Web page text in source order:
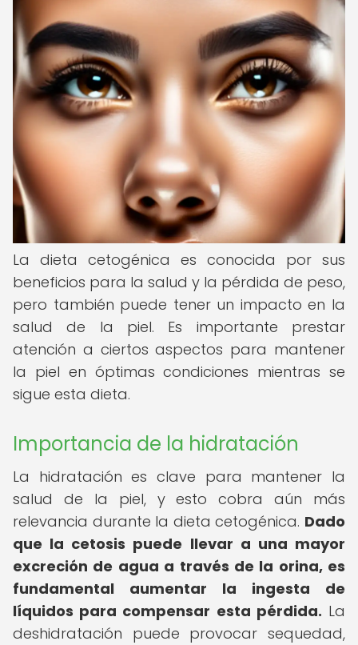
La dieta cetogénica es conocida por sus
beneficios para la salud y la pérdida de peso,
pero también puede tener un impacto en la
salud de la piel. Es importante prestar
atención a ciertos aspectos para mantener
la piel en óptimas condiciones mientras se
sigue esta dieta.
Importancia de la hidratación
La hidratación es clave para mantener la
salud de la piel, y esto cobra aún más
relevancia durante la dieta cetogénica. Dado
que la cetosis puede llevar a una mayor
excreción de agua a través de la orina, es
fundamental aumentar la ingesta de
líquidos para compensar esta pérdida. La
deshidratación puede provocar sequedad,